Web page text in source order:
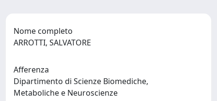
Nome completo
ARROTTI, SALVATORE
Afferenza
Dipartimento di Scienze Biomediche,
Metaboliche e Neuroscienze